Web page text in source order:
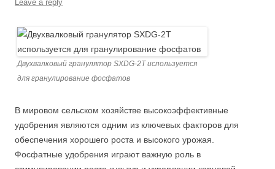
Leave a reply
Двухвалковый гранулятор SXDG-2T используется
для гранулирование фосфатов
В мировом сельском хозяйстве высокоэффективные
удобрения являются одним из ключевых факторов для
обеспечения хорошего роста и высокого урожая.
Фосфатные удобрения играют важную роль в